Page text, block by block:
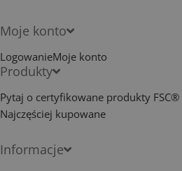
Moje konto
LogowanieMoje konto
Produkty
Pytaj o certyfikowane produkty FSC®
Najczęściej kupowane
Informacje